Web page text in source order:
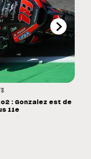
: Gonzalez est de
11e